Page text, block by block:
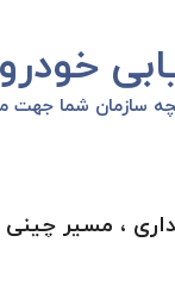
سازمان شما جهت
، مسیر چینی